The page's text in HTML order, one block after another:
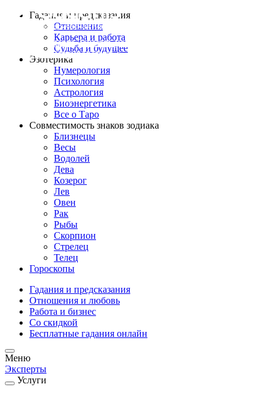
Выбрать эксперта Заказать услугу
Зарегистрироваться
Гадания и предсказания
Отношения
Карьера и работа
Cудьба и будущее
Эзотерика
Нумерология
Психология
Астрология
Биоэнергетика
Все о Таро
Совместимость знаков зодиака
Близнецы
Весы
Водолей
Дева
Козерог
Лев
Овен
Рак
Рыбы
Скорпион
Стрелец
Телец
Гороскопы
Гадания и предсказания
Отношения и любовь
Работа и бизнес
Со скидкой
Бесплатные гадания онлайн
Меню
Эксперты
Услуги